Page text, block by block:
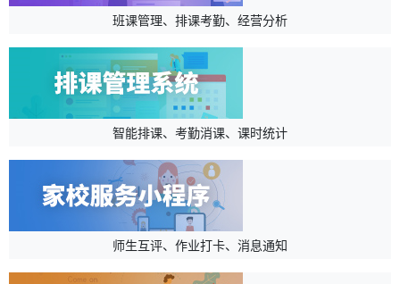
班课管理、排课考勤、经营分析
智能排课、考勤消课、课时统计
师生互评、作业打卡、消息通知